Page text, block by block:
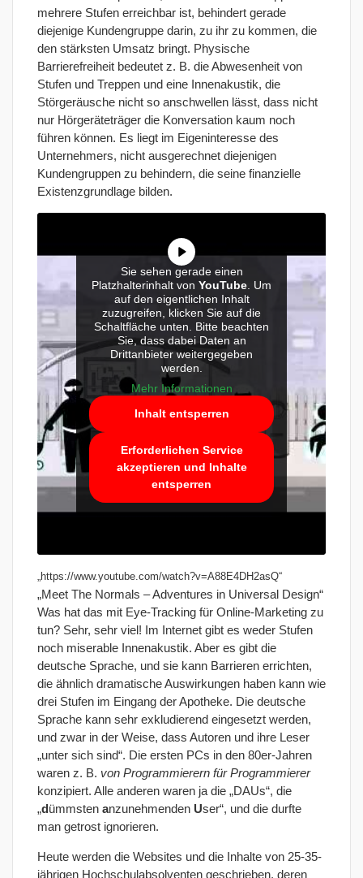
mehrere Stufen erreichbar ist, behindert gerade
diejenige Kundengruppe darin, zu ihr zu kommen, die
den stärksten Umsatz bringt. Physische
Barrierefreiheit bedeutet z. B. die Abwesenheit von
Stufen und Treppen und eine Innenakustik, die
Störgeräusche nicht so anschwellen lässt, dass nicht
nur Hörgeräteträger die Konversation kaum noch
führen können. Es liegt im Eigeninteresse des
Unternehmers, nicht ausgerechnet diejenigen
Kundengruppen zu behindern, die seine finanzielle
Existenzgrundlage bilden.
Sie sehen gerade einen
Platzhalterinhalt von YouTube. Um
auf den eigentlichen Inhalt
zuzugreifen, klicken Sie auf die
Schaltfläche unten. Bitte beachten
Sie, dass dabei Daten an
Drittanbieter weitergegeben
werden.
Mehr Informationen
Inhalt entsperren
Erforderlichen Service
akzeptieren und Inhalte
entsperren
„https://www.youtube.com/watch?v=A88E4DH2asQ“
„Meet The Normals – Adventures in Universal Design“
Was hat das mit Eye-Tracking für Online-Marketing zu
tun? Sehr, sehr viel! Im Internet gibt es weder Stufen
noch miserable Innenakustik. Aber es gibt die
deutsche Sprache, und sie kann Barrieren errichten,
die ähnlich dramatische Auswirkungen haben kann wie
drei Stufen im Eingang der Apotheke. Die deutsche
Sprache kann sehr exkludierend eingesetzt werden,
und zwar in der Weise, dass Autoren und ihre Leser
„unter sich sind“. Die ersten PCs in den 80er-Jahren
waren z. B. von Programmierern für Programmierer
konzipiert. Alle anderen waren ja die „DAUs“, die
„dümmsten anzunehmenden User“, und die durfte
man getrost ignorieren.
Heute werden die Websites und die Inhalte von 25-35-
jährigen Hochschulabsolventen geschrieben, deren